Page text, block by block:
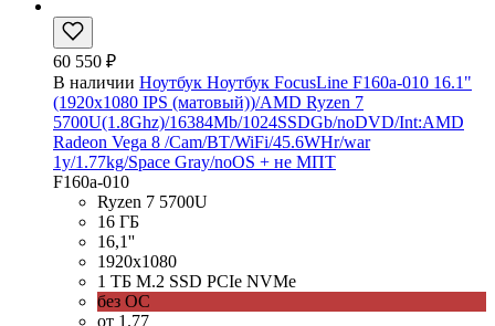
60 550 ₽
В наличии Ноутбук Ноутбук FocusLine F160a-010 16.1"
(1920x1080 IPS (матовый))/AMD Ryzen 7
5700U(1.8Ghz)/16384Mb/1024SSDGb/noDVD/Int:AMD
Radeon Vega 8 /Cam/BT/WiFi/45.6WHr/war
1y/1.77kg/Space Gray/noOS + не МПТ
F160a-010
Ryzen 7 5700U
16 ГБ
16,1''
1920x1080
1 ТБ M.2 SSD PCIe NVMe
без ОС
от 1.77